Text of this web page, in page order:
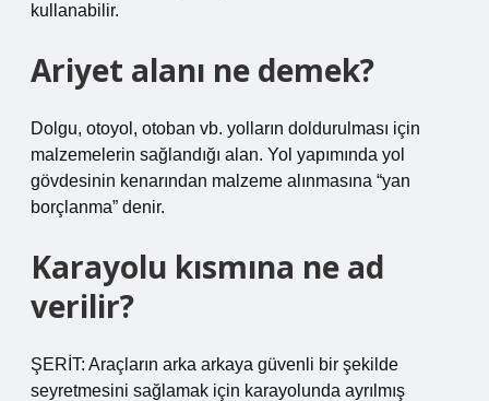
kullanabilir.
Ariyet alanı ne demek?
Dolgu, otoyol, otoban vb. yolların doldurulması için
malzemelerin sağlandığı alan. Yol yapımında yol
gövdesinin kenarından malzeme alınmasına “yan
borçlanma” denir.
Karayolu kısmına ne ad
verilir?
ŞERİT: Araçların arka arkaya güvenli bir şekilde
seyretmesini sağlamak için karayolunda ayrılmış